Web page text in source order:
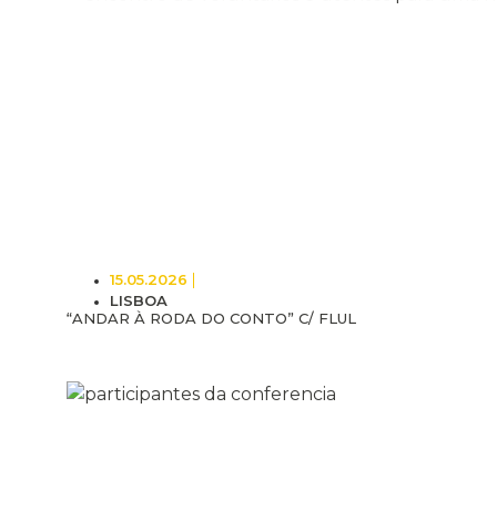
15.05.2026
LISBOA
“ANDAR À RODA DO CONTO” C/ FLUL